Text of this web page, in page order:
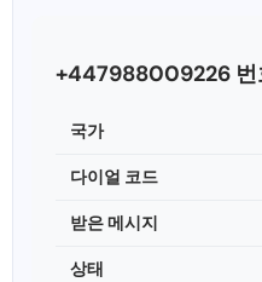
+447988009226 번
국가
다이얼 코드
받은 메시지
상태